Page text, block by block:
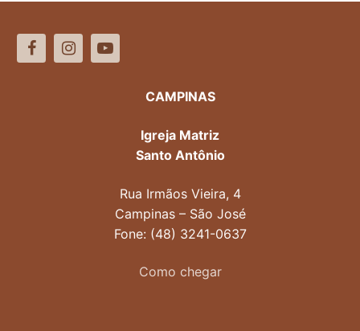
CAMPINAS
Igreja Matriz
Santo Antônio
Rua Irmãos Vieira, 4
Campinas – São José
Fone: (48) 3241-0637
Como chegar